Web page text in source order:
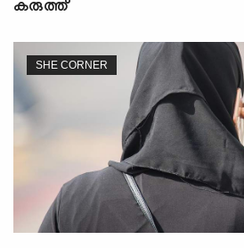
കരുത്ത്
SHE CORNER